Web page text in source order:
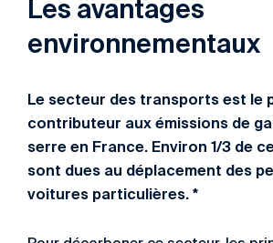
Les avantages
environnementaux
Le secteur des transports est le
contributeur aux émissions de
serre en France. Environ 1/3 de
sont dues au déplacement des
voitures particulières. *